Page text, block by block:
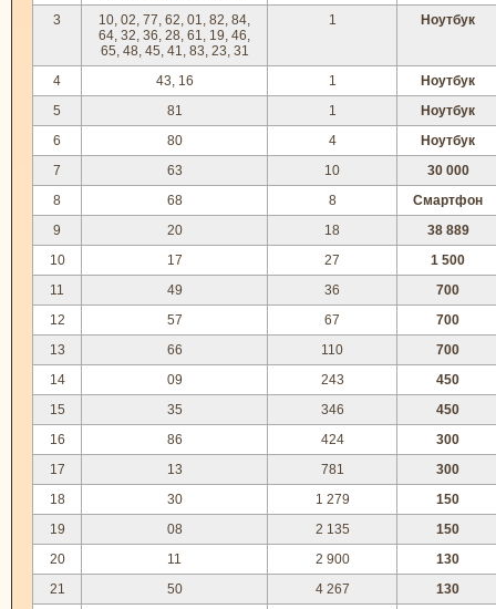
3
10, 02, 77, 62, 01, 82, 84,
64, 32, 36, 28, 61, 19, 46,
65, 48, 45, 41, 83, 23, 31
1 Ноутбук
4 43, 16 1
Ноутбук
5
81 1
Ноутбук
6
80 4
Ноутбук
7
63 10
30 000
8
68 8
Смартфон
9
20 18
38 889
10
17 27
1 500
11
49 36
700
12
57 67
700
13
66 110
700
14
09 243
450
15
35 346
450
16
86 424
300
17
13 781
300
18
30 1 279
150
19
08 2 135
150
20
11 2 900
130
21
50 4 267
130